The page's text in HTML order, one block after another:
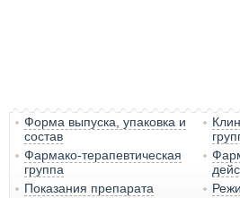
Форма выпуска, упаковка и
состав
Фармако-терапевтическая
группа
Показания препарата